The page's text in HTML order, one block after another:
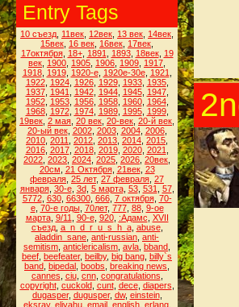
Entry Tags
10 съезд 11век 12век 13 век 14век
15век 16 век 16век 17век
17октября, 18+, 1891 1893, 18век, 19
век 1900 1905 1906 1909 1917
1918, 1919, 1920-е, 1920е-30е, 1921
1922, 1924, 1926, 1929, 1933, 1935,
1937, 1941 1942, 1944, 1945, 1947,
1952, 1953, 1956, 1958, 1960, 1964,
1968, 1972, 1974, 1989, 1995, 1999,
19век 2 мая 20 век 20-век 20-й век
20-ый век, 2002, 2003, 2004, 2006,
2010 2011 2012 2013 2014 2015
2016, 2017, 2018, 2019, 2020, 2021
2022 2023 2024 2025 2026 20век
20см 21 Октября, 21век, 23
февраля 25 лет, 27 февраля 27
января, 30-е, 3d, 5 марта, 53, 531 57,
5772, 630, 66300, 666, 7 октября, 70-
е, 70-е годы, 70лет, 777, 88, 9-ое
марта, 9/11 90-е, 920, :Адамс XVII
съезд, a_n_d_r_u_s_h_a, abuse,
aladdin_sane anti-russian anti-
semitism anticlericalism avla bband
beef beefeater, beilby, big bang billy`s
band bipedal boobs breaking news
cannes ciu, cnn, congratulations
copyright, cuckold, cunt, dece, diapers
dugasper, dugusper, dw, einstein,
eksray, eliyahu, email, english, erlang,